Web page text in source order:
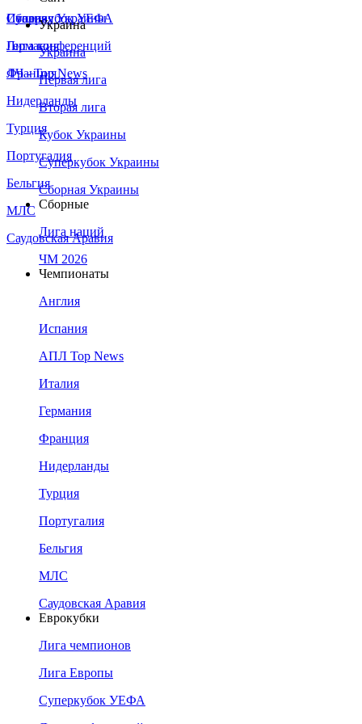
Сборная Украины
Италия
Германия
Франция
Нидерланды
Турция
Португалия
Бельгия
МЛС
Саудовская Аравия
Суперкубок УЕФА
Лига конференций
ЛЧ - Top News
Украина
Украина
Первая лига
Вторая лига
Кубок Украины
Суперкубок Украины
Сборная Украины
Сборные
Лига наций
ЧМ 2026
Чемпионаты
Англия
Испания
АПЛ Top News
Италия
Германия
Франция
Нидерланды
Турция
Португалия
Бельгия
МЛС
Саудовская Аравия
Еврокубки
Лига чемпионов
Лига Европы
Суперкубок УЕФА